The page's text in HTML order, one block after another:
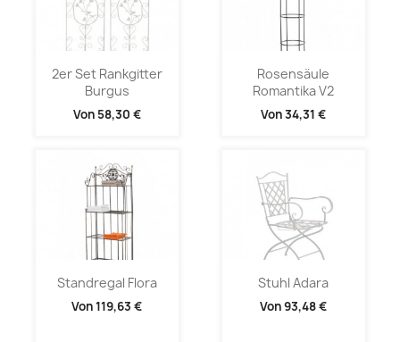
2er Set Rankgitter
Burgus
Von 58,30 €
Rosensäule
Romantika V2
Von34,31 €
Standregal Flora
Von119,63 €
Stuhl Adara
Von93,48 €